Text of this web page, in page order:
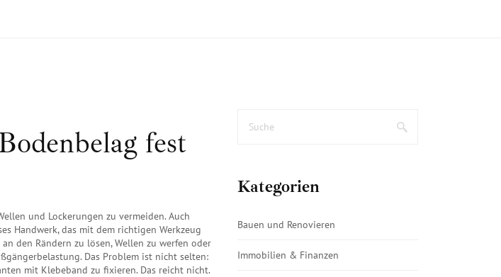
fest
und Lockerungen zu vermeiden. Auch
Handwerk, das mit dem richtigen Werkzeug
den Rändern zu lösen, Wellen zu werfen oder
Das Problem ist nicht selten:
mit Klebeband zu fixieren. Das reicht nicht.
Kategorien
Bauen und Renovieren
Immobilien & Finanzen